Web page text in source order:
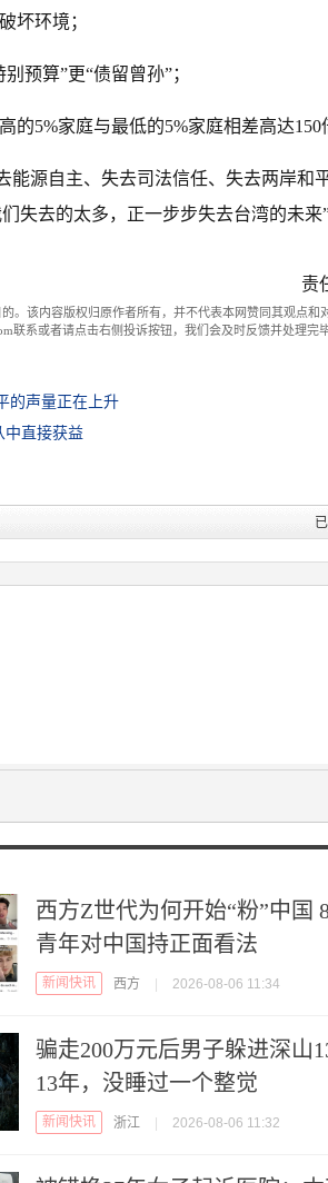
坏环境；
预算”更“债留曾孙”；
的5%家庭与最低的5%家庭相差高达150
能源自主、失去司法信任、失去两岸和
失去的太多，正一步步失去台湾的未来”
责
。该内容版权归原作者所有，并不代表本网赞同其观点和
联系或者请点击右侧投诉按钮，我们会及时反馈并处理完毕
的声量正在上升
中直接获益
西方Z世代为何开始“粉”中国
青年对中国持正面看法
新闻快讯 西方 2026-08-06 11:34
骗走200万元后男子躲进深山
13年，没睡过一个整觉
新闻快讯 浙江 2026-08-06 11:32